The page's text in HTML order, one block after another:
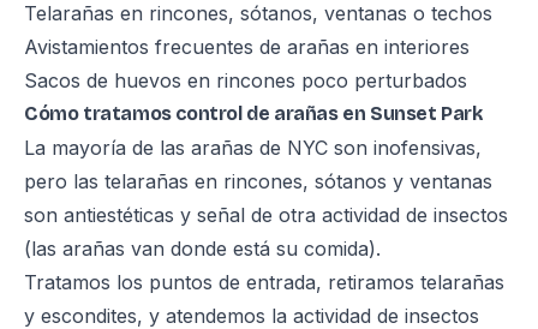
Telarañas en rincones, sótanos, ventanas o techos
Avistamientos frecuentes de arañas en interiores
Sacos de huevos en rincones poco perturbados
Cómo tratamos control de arañas en Sunset Park
La mayoría de las arañas de NYC son inofensivas,
pero las telarañas en rincones, sótanos y ventanas
son antiestéticas y señal de otra actividad de insectos
(las arañas van donde está su comida).
Tratamos los puntos de entrada, retiramos telarañas
y escondites, y atendemos la actividad de insectos